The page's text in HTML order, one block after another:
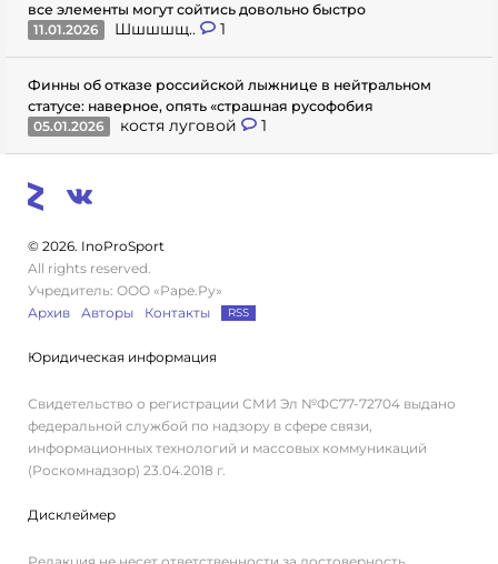
все элементы могут сойтись довольно быстро
11.01.2026
Шшшшщ.. 1
Финны об отказе российской лыжнице в нейтральном
статусе: наверное, опять «страшная русофобия
05.01.2026
костя луговой 1
© 2026. InoProSport
All rights reserved.
Учредитель: ООО «Раре.Ру»
Архив
Авторы Контакты RSS
Юридическая информация
Свидетельство о регистрации СМИ Эл №ФС77-72704 выдано
федеральной службой по надзору в сфере связи,
информационных технологий и массовых коммуникаций
(Роскомнадзор) 23.04.2018 г.
Дисклеймер